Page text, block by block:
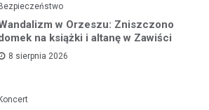
w Orzeszu: Zniszczono
na książki i altanę w Zawiści
8 sierpnia 2026